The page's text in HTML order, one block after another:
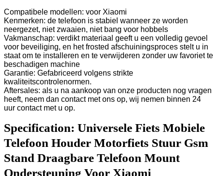
Compatibele modellen: voor Xiaomi
Kenmerken: de telefoon is stabiel wanneer ze worden
neergezet, niet zwaaien, niet bang voor hobbels
Vakmanschap: verdikt materiaal geeft u een volledig gevoel
voor beveiliging, en het frosted afschuiningsproces stelt u in
staat om te installeren en te verwijderen zonder uw favoriet te
beschadigen machine
Garantie: Gefabriceerd volgens strikte
kwaliteitscontrolenormen.
Aftersales: als u na aankoop van onze producten nog vragen
heeft, neem dan contact met ons op, wij nemen binnen 24
uur contact met u op.
Specification: Universele Fiets Mobiele
Telefoon Houder Motorfiets Stuur Gsm
Stand Draagbare Telefoon Mount
Ondersteuning Voor Xiaomi